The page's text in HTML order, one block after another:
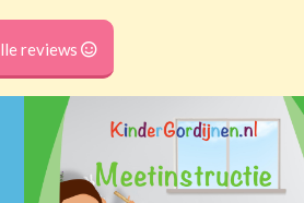
reviews